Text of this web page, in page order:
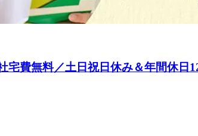
費無料／土日祝日休み＆年間休日